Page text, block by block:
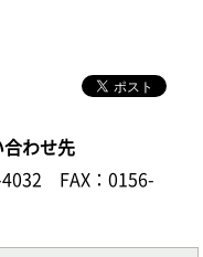
わせ先
FAX：0156-